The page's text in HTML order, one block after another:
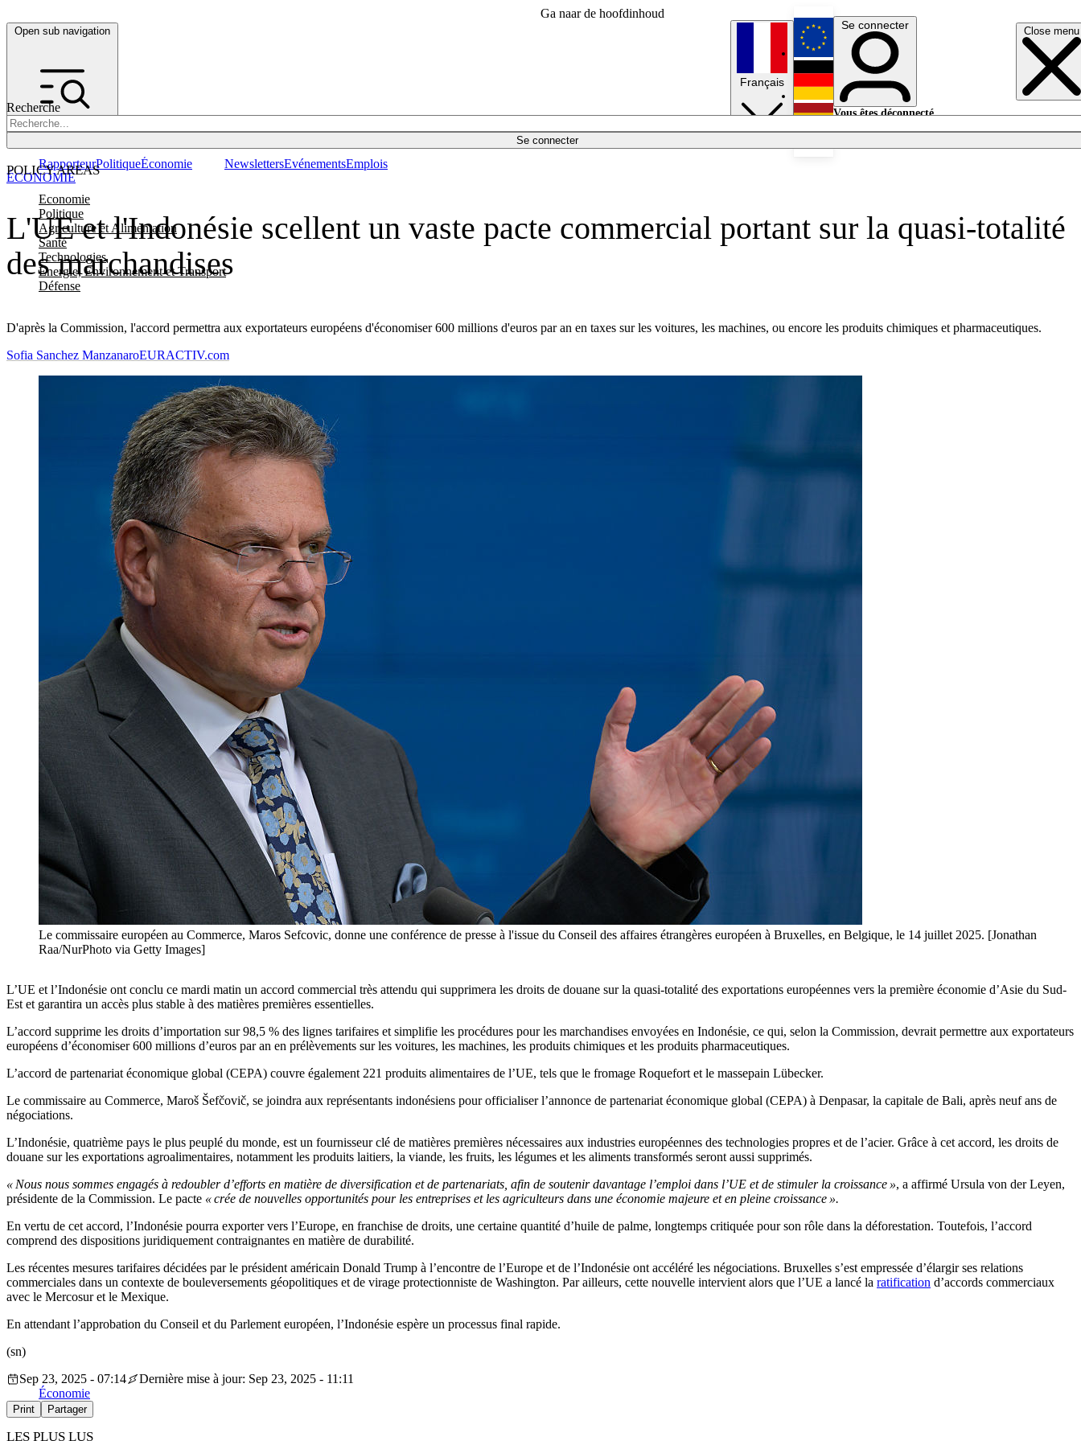
Ga naar de hoofdinhoud
Open sub navigation Close menu
Recherche
Se connecter
POLICY AREAS
Economie
Politique
Agriculture et Alimentation
Santé
Technologies
Energie, Environnement et Transport
Défense
RapporteurPolitiqueÉconomie NewslettersEvénementsEmplois
Français
English
Deutsch
Se connecter
Vous êtes déconnecté.
L'UE et l'Indonésie scellent un vaste pacte commercial portant sur la quasi-totalité
des marchandises
D'après la Commission, l'accord permettra aux exportateurs européens d'économiser 600 millions d'euros par an en taxes sur les voitures, les machines, ou encore les produits chimiques et pharmaceutiques.
ÉCONOMIE
Sofia Sanchez ManzanaroEURACTIV.com
Le commissaire européen au Commerce, Maros Sefcovic, donne une conférence de presse à l'issue du Conseil des affaires étrangères européen à Bruxelles, en Belgique, le 14 juillet 2025. [Jonathan
Raa/NurPhoto via Getty Images]
L’UE et l’Indonésie ont conclu ce mardi matin un accord commercial très attendu qui supprimera les droits de douane sur la quasi-totalité des exportations européennes vers la première économie d’Asie du Sud-
Est et garantira un accès plus stable à des matières premières essentielles.
L’accord supprime les droits d’importation sur 98,5 % des lignes tarifaires et simplifie les procédures pour les marchandises envoyées en Indonésie, ce qui, selon la Commission, devrait permettre aux exportateurs
européens d’économiser 600 millions d’euros par an en prélèvements sur les voitures, les machines, les produits chimiques et les produits pharmaceutiques.
L’accord de partenariat économique global (CEPA) couvre également 221 produits alimentaires de l’UE, tels que le fromage Roquefort et le massepain Lübecker.
Le commissaire au Commerce, Maroš Šefčovič, se joindra aux représentants indonésiens pour officialiser l’annonce de partenariat économique global (CEPA) à Denpasar, la capitale de Bali, après neuf ans de
négociations.
L’Indonésie, quatrième pays le plus peuplé du monde, est un fournisseur clé de matières premières nécessaires aux industries européennes des technologies propres et de l’acier. Grâce à cet accord, les droits de
douane sur les exportations agroalimentaires, notamment les produits laitiers, la viande, les fruits, les légumes et les aliments transformés seront aussi supprimés.
« Nous nous sommes engagés à redoubler d’efforts en matière de diversification et de partenariats, afin de soutenir davantage l’emploi dans l’UE et de stimuler la croissance », a affirmé Ursula von der Leyen,
présidente de la Commission. Le pacte « crée de nouvelles opportunités pour les entreprises et les agriculteurs dans une économie majeure et en pleine croissance ».
En vertu de cet accord, l’Indonésie pourra exporter vers l’Europe, en franchise de droits, une certaine quantité d’huile de palme, longtemps critiquée pour son rôle dans la déforestation. Toutefois, l’accord
comprend des dispositions juridiquement contraignantes en matière de durabilité.
Les récentes mesures tarifaires décidées par le président américain Donald Trump à l’encontre de l’Europe et de l’Indonésie ont accéléré les négociations. Bruxelles s’est empressée d’élargir ses relations
commerciales dans un contexte de bouleversements géopolitiques et de virage protectionniste de Washington. Par ailleurs, cette nouvelle intervient alors que l’UE a lancé la ratification d’accords commerciaux
avec le Mercosur et le Mexique.
En attendant l’approbation du Conseil et du Parlement européen, l’Indonésie espère un processus final rapide.
(sn)
Sep 23, 2025 - 07:14
Dernière mise à jour: Sep 23, 2025 - 11:11
Économie
Print Partager
LES PLUS LUS